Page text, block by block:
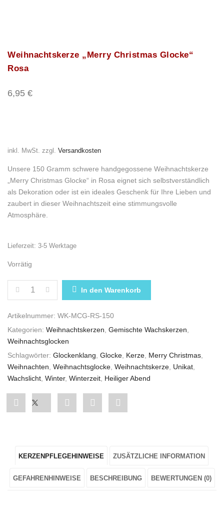
Weihnachtskerze „Merry Christmas Glocke“
Rosa
6,95 €
inkl. MwSt. zzgl. Versandkosten
Unsere 150 Gramm schwere handgegossene Weihnachtskerze
„Merry Christmas Glocke“ in Rosa eignet sich selbstverständlich
als Dekoration oder ist ein ideales Geschenk für Ihre Lieben und
zaubert in dieser Weihnachtszeit eine stimmungsvolle
Atmosphäre.
Lieferzeit: 3-5 Werktage
Vorrätig
WEIHNACHTSKERZE „MERRY CHRISTMAS GLOCKE“
In den Warenkorb
Artikelnummer: WK-MCG-RS-150
Kategorien: Weihnachtskerzen Gemischte Wachskerzen
Weihnachtsglocken
Schlagwörter: Glockenklang Glocke Kerze Merry Christmas
Weihnachten Weihnachtsglocke Weihnachtskerze Unikat
Wachslicht Winter, Winterzeit Heiliger Abend
Share
Christmas
Glocke“
„Merry
Christmas
Share
Christmas
Glocke“
Pin
Christmas
Glocke“
Share
Christmas
Glocke“
KERZENPFLEGEHINWEISE ZUSÄTZLICHE INFORMATION
GEFAHRENHINWEISE BESCHREIBUNG BEWERTUNGEN (0)